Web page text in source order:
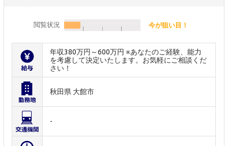
閲覧状況 今が狙い目！
年収380万円～600万円 ※あなたのご経験、能力
を考慮して決定いたします。お気軽にご相談くだ
さい！
秋田県 大館市
-